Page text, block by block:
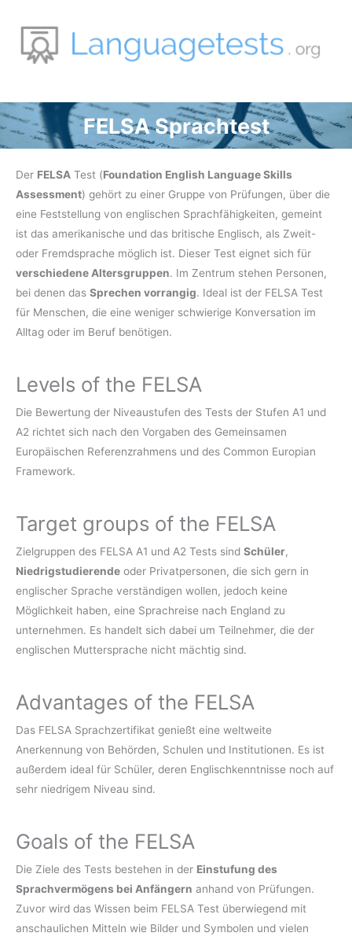
Inhalt
springen
FELSA Sprachtest
Der FELSA Test (Foundation English Language Skills
Assessment) gehört zu einer Gruppe von Prüfungen, über die
eine Feststellung von englischen Sprachfähigkeiten, gemeint
ist das amerikanische und das britische Englisch, als Zweit-
oder Fremdsprache möglich ist. Dieser Test eignet sich für
verschiedene Altersgruppen. Im Zentrum stehen Personen,
bei denen das Sprechen vorrangig. Ideal ist der FELSA Test
für Menschen, die eine weniger schwierige Konversation im
Alltag oder im Beruf benötigen.
Levels of the FELSA
Die Bewertung der Niveaustufen des Tests der Stufen A1 und
A2 richtet sich nach den Vorgaben des Gemeinsamen
Europäischen Referenzrahmens und des Common Europian
Framework.
Target groups of the FELSA
Zielgruppen des FELSA A1 und A2 Tests sind Schüler,
Niedrigstudierende oder Privatpersonen, die sich gern in
englischer Sprache verständigen wollen, jedoch keine
Möglichkeit haben, eine Sprachreise nach England zu
unternehmen. Es handelt sich dabei um Teilnehmer, die der
englischen Muttersprache nicht mächtig sind.
Advantages of the FELSA
Das FELSA Sprachzertifikat genießt eine weltweite
Anerkennung von Behörden, Schulen und Institutionen. Es ist
außerdem ideal für Schüler, deren Englischkenntnisse noch auf
sehr niedrigem Niveau sind.
Goals of the FELSA
Die Ziele des Tests bestehen in der Einstufung des
Sprachvermögens bei Anfängern anhand von Prüfungen.
Zuvor wird das Wissen beim FELSA Test überwiegend mit
anschaulichen Mitteln wie Bilder und Symbolen und vielen